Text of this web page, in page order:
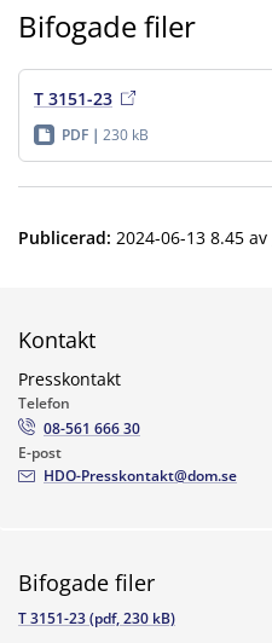
Bifogade filer
T 3151-23
PDF 230 kB
Publicerad: 2024-06-13 8.45 av
Kontakt
Presskontakt
Telefon
08-561 666 30
E-post
HDO-Presskontakt@dom.se
Bifogade filer
T 3151-23 (pdf, 230 kB)